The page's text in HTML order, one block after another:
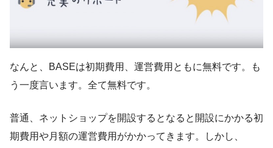
なんと、BASEは初期費用、運営費用ともに無料です。も
う一度言います。全て無料です。
普通、ネットショップを開設するとなると開設にかかる初
期費用や月額の運営費用がかかってきます。しかし、